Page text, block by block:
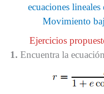
ecuaciones
Movimiento
Ejercicios
1. Encuentra la